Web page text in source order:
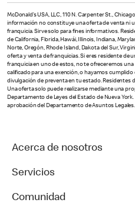
McDonald’s USA, LLC, 110 N. Carpenter St.,
información no constituye una oferta de venta ni
franquicia. Sirve solo para fines informativos.
de California, Florida, Hawái, Illinois, Indiana,
Norte, Oregón, Rhode Island, Dakota del Sur,
oferta y venta de franquicias. Si eres residente de
franquicia en uno de estos, no te ofreceremos
calificado para una exención, o hayamos
divulgación de preventa en tu estado. Residentes
Una oferta solo puede realizarse mediante una
Departamento de Leyes del Estado de Nueva
aprobación del Departamento de Asuntos Legales.
Acerca de nosotros
Servicios
Comunidad